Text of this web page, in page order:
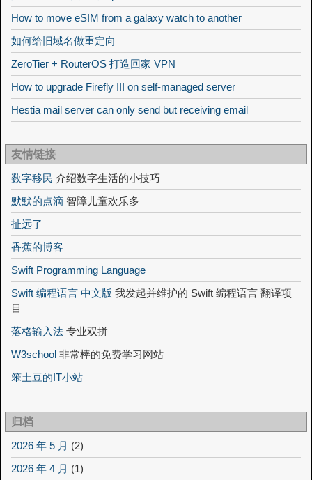
How to move eSIM from a galaxy watch to another
如何给旧域名做重定向
ZeroTier + RouterOS 打造回家 VPN
How to upgrade Firefly III on self-managed server
Hestia mail server can only send but receiving email
友情链接
数字移民 介绍数字生活的小技巧
默默的点滴 智障儿童欢乐多
扯远了
香蕉的博客
Swift Programming Language
Swift 编程语言 中文版 我发起并维护的 Swift 编程语言 翻译项
目
落格输入法 专业双拼
W3school 非常棒的免费学习网站
笨土豆的IT小站
归档
2026 年 5 月 (2)
2026 年 4 月 (1)